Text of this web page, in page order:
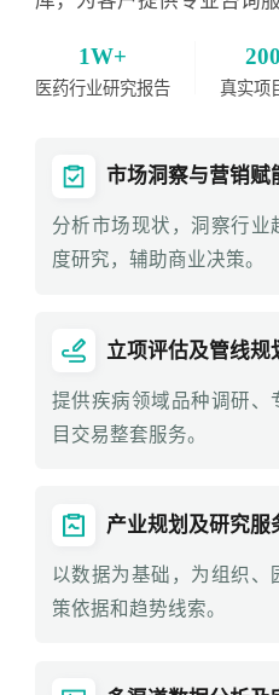
1W+
医药行业研究报告 真实项
市场洞察与营销赋
分析市场现状，洞察行业
度研究，辅助商业决策。
立项评估及管线规
提供疾病领域品种调研、
目交易整套服务。
产业规划及研究服
以数据为基础，为组织、
策依据和趋势线索。